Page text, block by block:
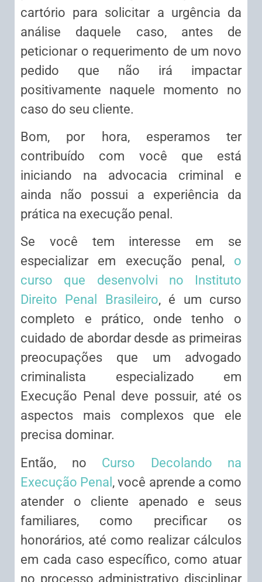
cartório para solicitar a urgência da
análise daquele caso, antes de
peticionar o requerimento de um novo
pedido que não irá impactar
positivamente naquele momento no
caso do seu cliente.
Bom, por hora, esperamos ter
contribuído com você que está
iniciando na advocacia criminal e
ainda não possui a experiência da
prática na execução penal.
Se você tem interesse em se
especializar em execução penal, o
curso que desenvolvi no Instituto
Direito Penal Brasileiro, é um curso
completo e prático, onde tenho o
cuidado de abordar desde as primeiras
preocupações que um advogado
criminalista especializado em
Execução Penal deve possuir, até os
aspectos mais complexos que ele
precisa dominar.
Então, no Curso Decolando na
Execução Penal , você aprende a como
atender o cliente apenado e seus
familiares, como precificar os
honorários, até como realizar cálculos
em cada caso específico, como atuar
no processo administrativo disciplinar